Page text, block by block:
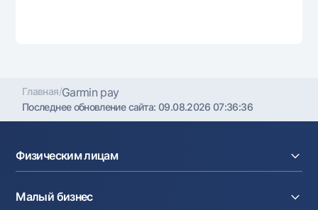
Главная/Garmin pay
Последнее обновление сайта:09.08.2026 07:36:36
Физическим лицам
Вклады
Малый бизнес